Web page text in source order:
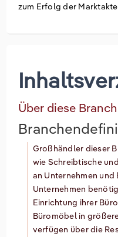
zum Erfolg der
Über diese
Großhändler dieser
wie Schreibtische
an Unternehmen und
Unternehmen
Einrichtung ihrer
Büromöbel in
verfügen über die